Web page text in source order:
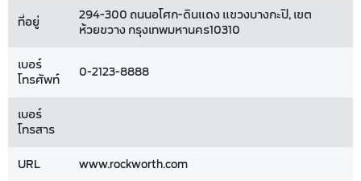
ที่อยู่
294-300 ถนนอโศก-ดินแดง แขวงบางกะปิ, เขต
ห้วยขวาง กรุงเทพมหานคร10310
เบอร์
โทรศัพท์
0-2123-8888
เบอร์
โทรสาร
URL
www.rockworth.com